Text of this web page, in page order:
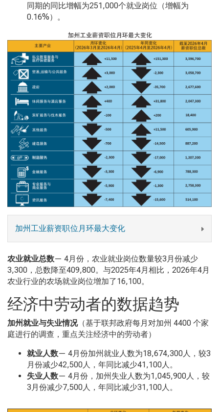
同期的同比增幅为251,000个就业岗位（增幅为
0.16%）。
加州工业薪资职位月环最大变化
农业就业总数— 4月份，农业就业岗位数量较3月份减少
3,300，总数降至409,800。与2025年4月相比，2026年4月
农业行业的农场就业岗位增加了16,100。
经济中劳动者的数据趋势
加州就业与失业情况（基于联邦政府每月对加州 4400 个家
庭进行的调查，重点关注经济中的劳动者）
就业人数— 4月份加州就业人数为18,674,300人，较3
月份减少42,500人，年同比减少41,100人。
失业人数— 4月份，加州失业人数为1,045,900人，较
3月份减少7,500人，年同比减少31,100人。